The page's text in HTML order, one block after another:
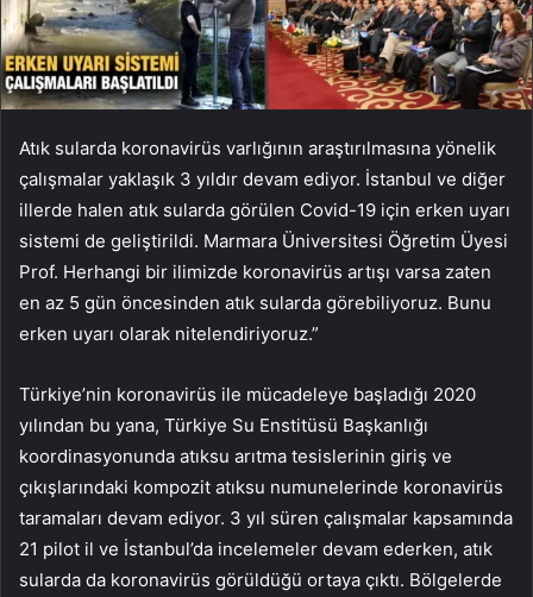
Atık sularda koronavirüs varlığının araştırılmasına yönelik
çalışmalar yaklaşık 3 yıldır devam ediyor. İstanbul ve diğer
illerde halen atık sularda görülen Covid-19 için erken uyarı
sistemi de geliştirildi. Marmara Üniversitesi Öğretim Üyesi
Prof. Herhangi bir ilimizde koronavirüs artışı varsa zaten
en az 5 gün öncesinden atık sularda görebiliyoruz. Bunu
erken uyarı olarak nitelendiriyoruz.”
Türkiye’nin koronavirüs ile mücadeleye başladığı 2020
yılından bu yana, Türkiye Su Enstitüsü Başkanlığı
koordinasyonunda atıksu arıtma tesislerinin giriş ve
çıkışlarındaki kompozit atıksu numunelerinde koronavirüs
taramaları devam ediyor. 3 yıl süren çalışmalar kapsamında
21 pilot il ve İstanbul’da incelemeler devam ederken, atık
sularda da koronavirüs görüldüğü ortaya çıktı. Bölgelerde